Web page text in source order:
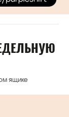
ящике